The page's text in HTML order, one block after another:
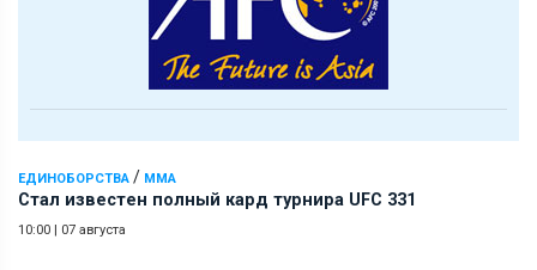
ЕДИНОБОРСТВА / ММА
Стал известен полный кард турнира UFC 331
10:00 | 07 августа